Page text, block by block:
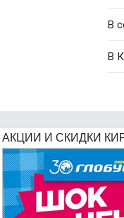
В
В
АКЦИИ И СКИДКИ